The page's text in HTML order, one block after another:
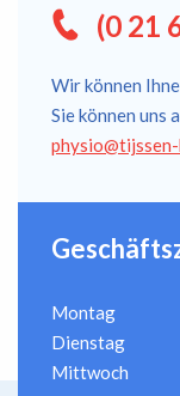
(0 21
Wir können
Sie können uns
Montag
Dienstag
Mittwoch